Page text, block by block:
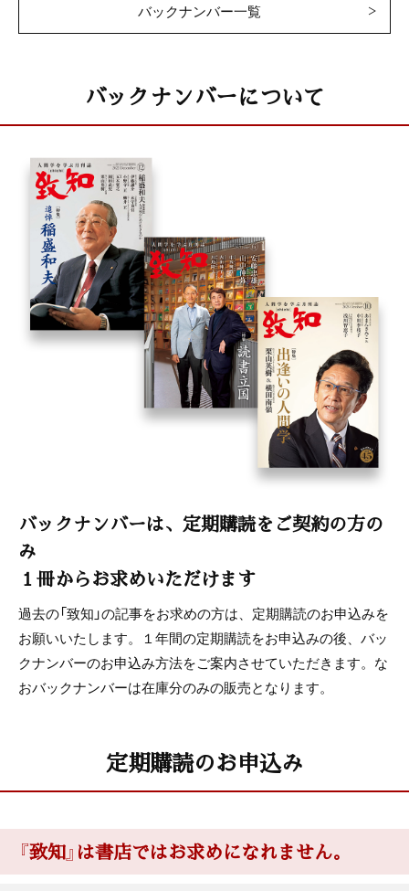
バックナンバー一覧
バックナンバーについて
バックナンバーは、定期購読をご契約の方の
み
１冊からお求めいただけます
過去の「致知」の記事をお求めの方は、定期購読のお申込みを
お願いいたします。１年間の定期購読をお申込みの後、バッ
クナンバーのお申込み方法をご案内させていただきます。な
おバックナンバーは在庫分のみの販売となります。
定期購読のお申込み
『致知』は書店ではお求めになれません。